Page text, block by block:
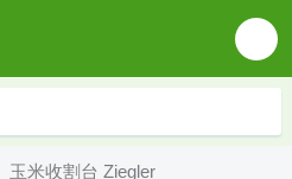
玉米收割台 Ziegler